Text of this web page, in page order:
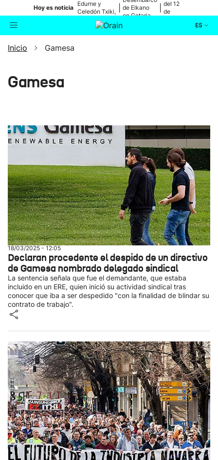
Hoy es noticia
Edurne y
Celedón Txiki,
en directo
de Elkano
en Getaria
del 12
de
ES
Buscador
Ikusmiran
Eguraldia
Inicio Gamesa
Gamesa
18/03/2025 - 12:05
Declaran procedente el despido de un directivo
de Gamesa nombrado delegado sindical
La sentencia señala que fue el demandante, que estaba
incluido en un ERE, quien inició su actividad sindical tras
conocer que iba a ser despedido "con la finalidad de blindar su
contrato de trabajo".